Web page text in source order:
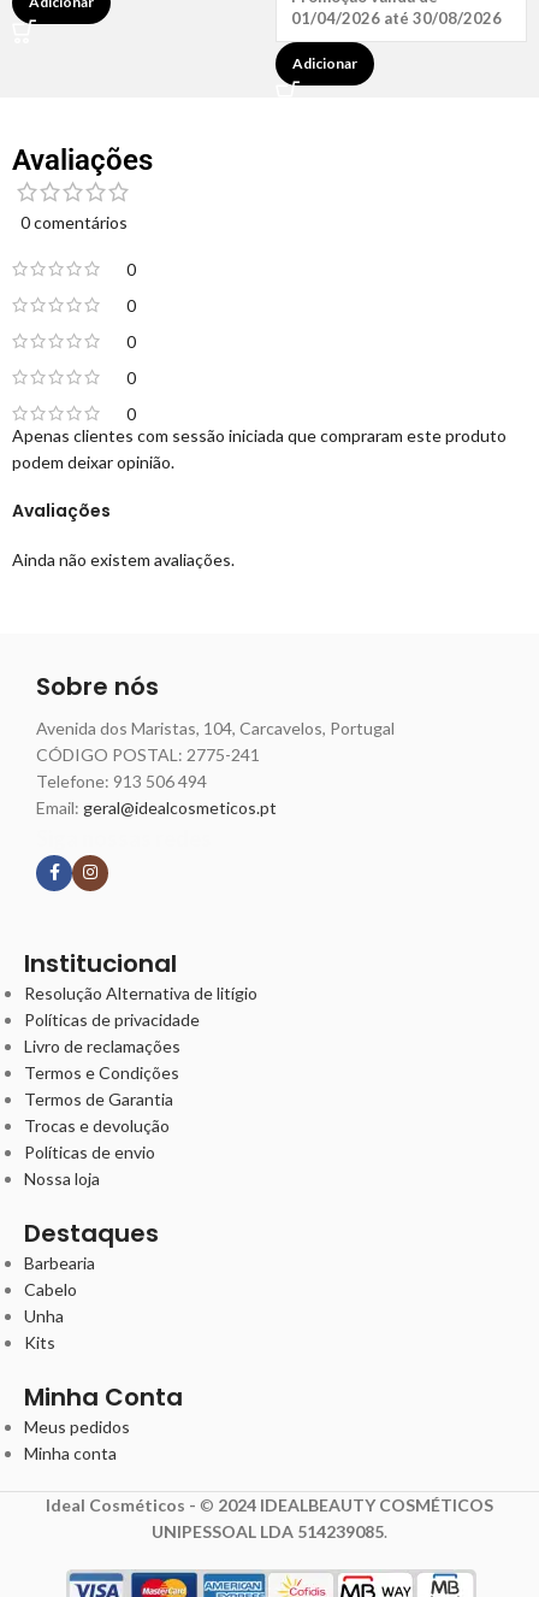
01/04/2026 até 30/08/2026
Adicionar
Avaliações
0 comentários
0
0
0
0
0
Avaliações
Ainda não existem avaliações.
Apenas clientes com sessão iniciada que compraram este produto
podem deixar opinião.
Sobre nós
Avenida dos Maristas, 104, Carcavelos, Portugal
CÓDIGO POSTAL: 2775-241
Telefone: 913 506 494
Email: geral@idealcosmeticos.pt
Institucional
Resolução Alternativa de litígio
Políticas de privacidade
Livro de reclamações
Termos e Condições
Termos de Garantia
Trocas e devolução
Políticas de envio
Nossa loja
Destaques
Barbearia
Cabelo
Unha
Kits
Minha Conta
Meus pedidos
Minha conta
Ideal Cosméticos - © 2024 IDEALBEAUTY COSMÉTICOS
UNIPESSOAL LDA 514239085.